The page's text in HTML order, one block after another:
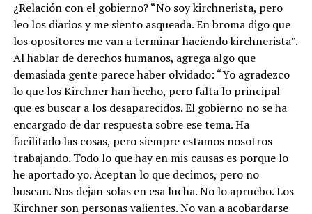
¿Relación con el gobierno? “No soy kirchnerista, pero
leo los diarios y me siento asqueada. En broma digo que
los opositores me van a terminar haciendo kirchnerista”.
Al hablar de derechos humanos, agrega algo que
demasiada gente parece haber olvidado: “Yo agradezco
lo que los Kirchner han hecho, pero falta lo principal
que es buscar a los desaparecidos. El gobierno no se ha
encargado de dar respuesta sobre ese tema. Ha
facilitado las cosas, pero siempre estamos nosotros
trabajando. Todo lo que hay en mis causas es porque lo
he aportado yo. Aceptan lo que decimos, pero no
buscan. Nos dejan solas en esa lucha. No lo apruebo. Los
Kirchner son personas valientes. No van a acobardarse